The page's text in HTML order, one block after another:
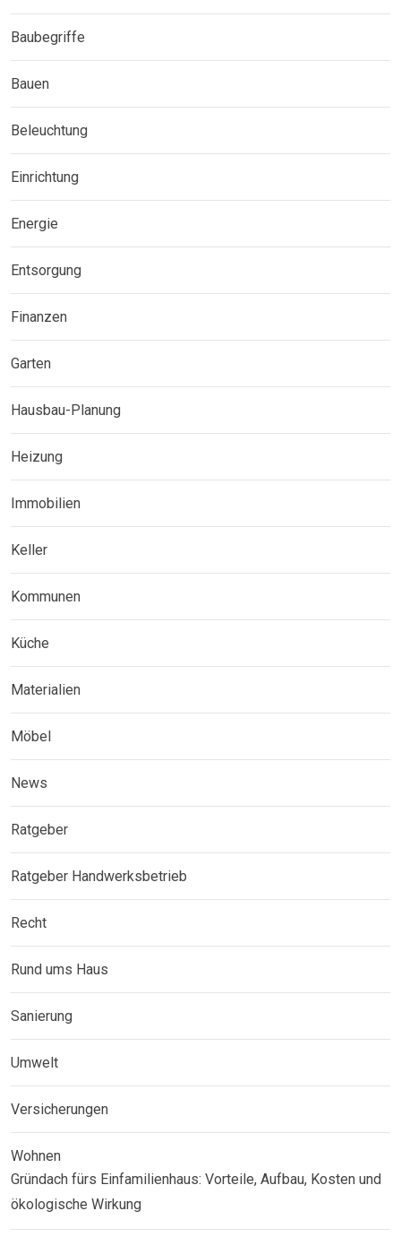
Baubegriffe
Bauen
Beleuchtung
Einrichtung
Energie
Entsorgung
Finanzen
Garten
Hausbau-Planung
Heizung
Immobilien
Keller
Kommunen
Küche
Materialien
Möbel
News
Ratgeber
Ratgeber Handwerksbetrieb
Recht
Rund ums Haus
Sanierung
Umwelt
Versicherungen
Wohnen
Gründach fürs Einfamilienhaus: Vorteile, Aufbau, Kosten und
ökologische Wirkung